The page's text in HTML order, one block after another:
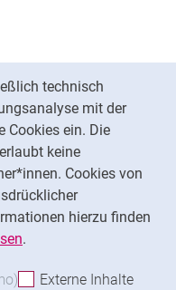
technisch
mit der
Cookies ein. Die
keine
Cookies von
hierzu finden
.
akzeptieren
Analyse-Cookies
Externe Inhalte